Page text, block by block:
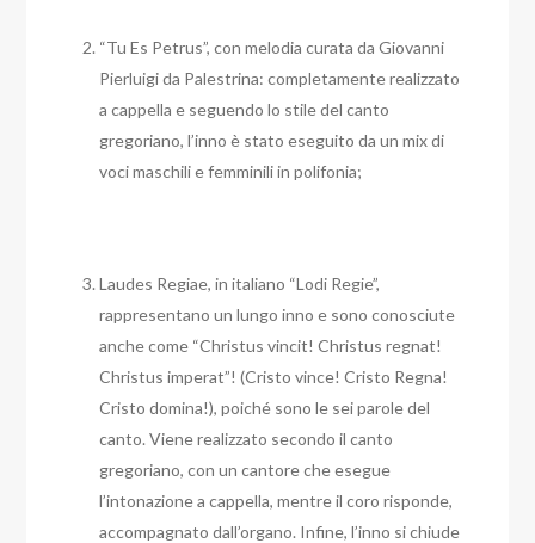
“Tu Es Petrus”, con melodia curata da Giovanni
Pierluigi da Palestrina: completamente realizzato
a cappella e seguendo lo stile del canto
gregoriano, l’inno è stato eseguito da un mix di
voci maschili e femminili in polifonia;
Laudes Regiae, in italiano “Lodi Regie”,
rappresentano un lungo inno e sono conosciute
anche come “Christus vincit! Christus regnat!
Christus imperat”! (Cristo vince! Cristo Regna!
Cristo domina!), poiché sono le sei parole del
canto. Viene realizzato secondo il canto
gregoriano, con un cantore che esegue
l’intonazione a cappella, mentre il coro risponde,
accompagnato dall’organo. Infine, l’inno si chiude